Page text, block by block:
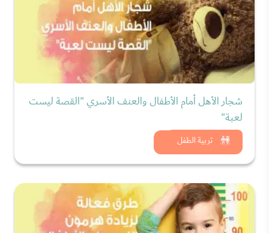
تربية الطفل
شجار الأهل أمام الأطفال والعنف الأسري "القصة ليست
لعبة"
شاهد الان